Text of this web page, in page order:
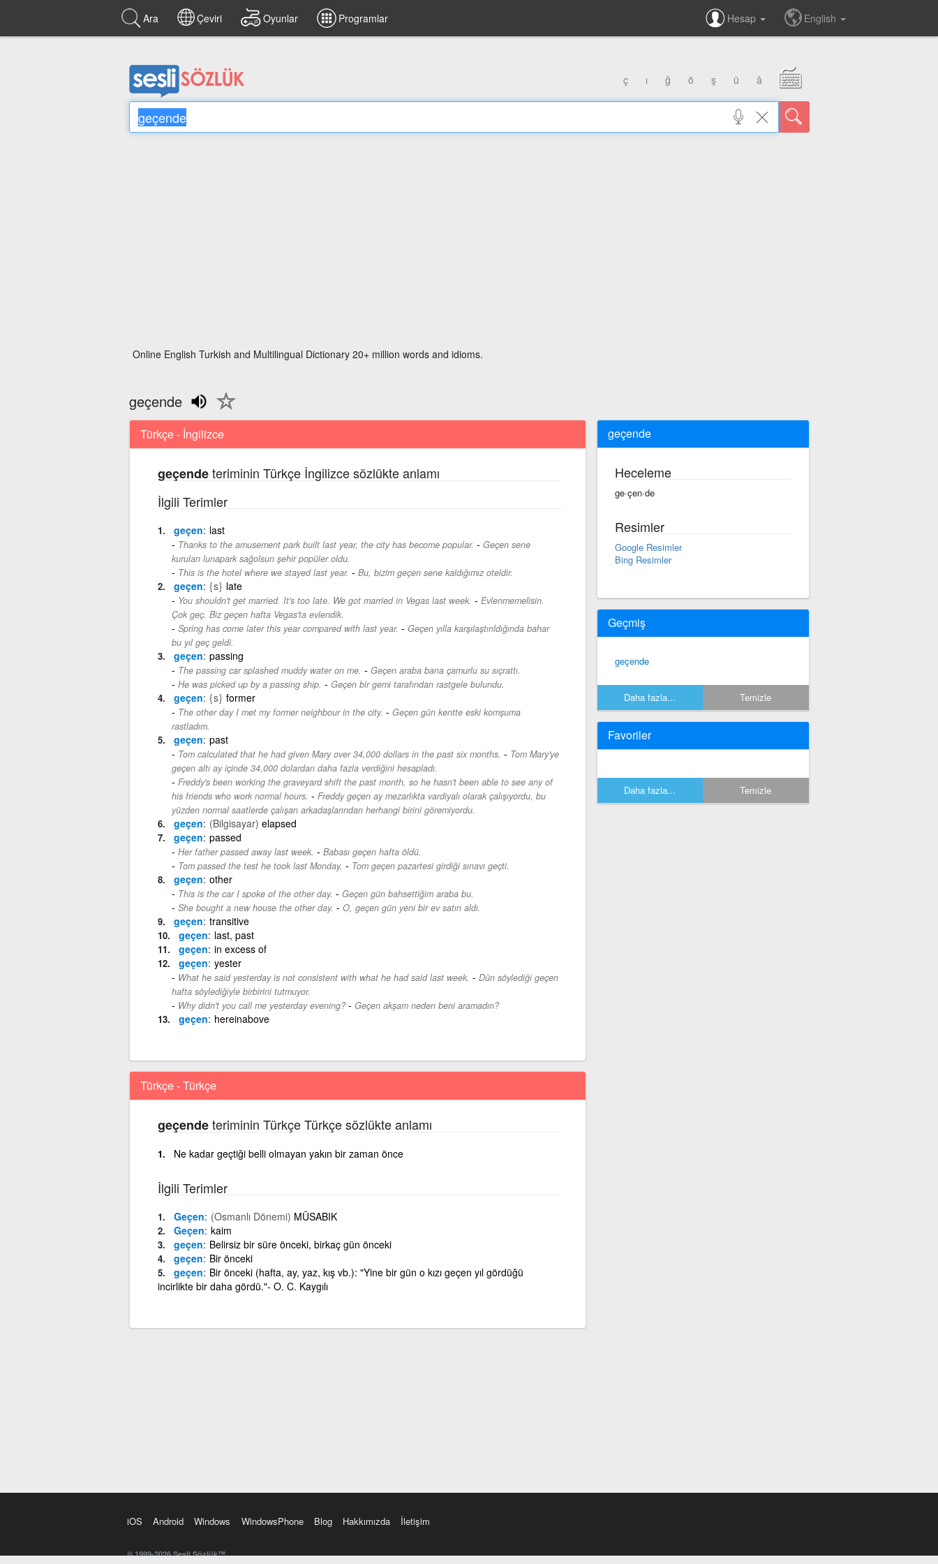
Ara Çeviri Oyunlar Programlar Hesap English
ç ı ğ ö ş ü â
Online English Turkish and Multilingual Dictionary 20+ million words and idioms.
geçende
Türkçe - İngilizce
geçendeteriminin Türkçe İngilizce sözlükte anlamı
İlgili Terimler
geçen last
Thanks to the amusement park built last year, the city has become popular. - Geçen sene
kurulan lunapark sağolsun şehir popüler oldu.
This is the hotel where we stayed last year. - Bu, bizim geçen sene kaldığımız oteldir.
geçen {s} late
You shouldn't get married. It's too late. We got married in Vegas last week. - Evlenmemelisin.
Çok geç. Biz geçen hafta Vegas'ta evlendik.
Spring has come later this year compared with last year. - Geçen yılla karşılaştırıldığında bahar
bu yıl geç geldi.
geçen passing
The passing car splashed muddy water on me. - Geçen araba bana çamurlu su sıçrattı.
He was picked up by a passing ship. - Geçen bir gemi tarafından rastgele bulundu.
geçen {s} former
The other day I met my former neighbour in the city. - Geçen gün kentte eski komşuma
rastladım.
geçen past
Tom calculated that he had given Mary over 34,000 dollars in the past six months. - Tom Mary'ye
geçen altı ay içinde 34,000 dolardan daha fazla verdiğini hesapladı.
Freddy's been working the graveyard shift the past month, so he hasn't been able to see any of
his friends who work normal hours. - Freddy geçen ay mezarlıkta vardiyalı olarak çalışıyordu, bu
yüzden normal saatlerde çalışan arkadaşlarından herhangi birini göremiyordu.
geçen (Bilgisayar) elapsed
geçen passed
Her father passed away last week. - Babası geçen hafta öldü.
Tom passed the test he took last Monday. - Tom geçen pazartesi girdiği sınavı geçti.
geçen other
This is the car I spoke of the other day. - Geçen gün bahsettiğim araba bu.
She bought a new house the other day. - O, geçen gün yeni bir ev satın aldı.
geçen transitive
geçen last, past
geçen in excess of
geçen yester
What he said yesterday is not consistent with what he had said last week. - Dün söylediği geçen
hafta söylediğiyle birbirini tutmuyor.
Why didn't you call me yesterday evening?- Geçen akşam neden beni aramadın?
geçen hereinabove
Türkçe - Türkçe
geçendeteriminin Türkçe Türkçe sözlükte anlamı
Ne kadar geçtiği belli olmayan yakın bir zaman önce
İlgili Terimler
Geçen (Osmanlı Dönemi) MÜSABIK
Geçen kaim
geçen Belirsiz bir süre önceki, birkaç gün önceki
geçen Bir önceki
geçen Bir önceki (hafta, ay, yaz, kış vb.): "Yine bir gün o kızı geçen yıl gördüğü
incirlikte bir daha gördü."- O. C. Kaygılı
geçende
Heceleme
ge·çen·de
Resimler
Google Resimler
Bing Resimler
Geçmiş
geçende
Daha fazla... Temizle
Favoriler
Daha fazla... Temizle
iOS Android Windows WindowsPhone Blog Hakkımızda İletişim
© 1999-2026 Sesli Sözlük™